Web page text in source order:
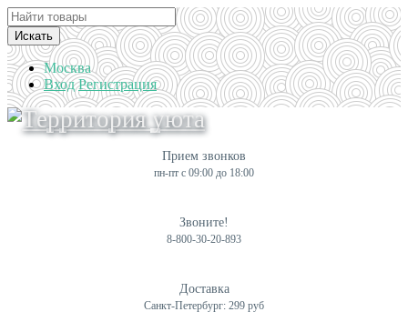
Искать
Москва
Вход Регистрация
Прием звонков
пн-пт с 09:00 до 18:00
Звоните!
8-800-30-20-893
Доставка
Санкт-Петербург: 299 руб